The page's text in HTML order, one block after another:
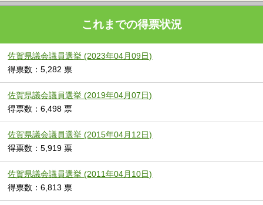
これまでの得票状況
佐賀県議会議員選挙 (2023年04月09日)
得票数：5,282 票
佐賀県議会議員選挙 (2019年04月07日)
得票数：6,498 票
佐賀県議会議員選挙 (2015年04月12日)
得票数：5,919 票
佐賀県議会議員選挙 (2011年04月10日)
得票数：6,813 票